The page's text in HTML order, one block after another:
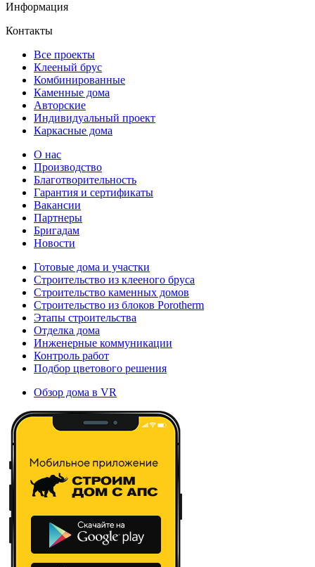
Информация
Контакты
Все проекты
Клееный брус
Комбинированные
Каменные дома
Авторские
Индивидуальный проект
Каркасные дома
О нас
Производство
Благотворительность
Гарантия и сертификаты
Вакансии
Партнеры
Бригадам
Новости
Готовые дома и участки
Строительство из клееного бруса
Строительство каменных домов
Строительство из блоков Porotherm
Этапы строительства
Отделка дома
Инженерные коммуникации
Контроль работ
Подбор цветового решения
Обзор дома в VR